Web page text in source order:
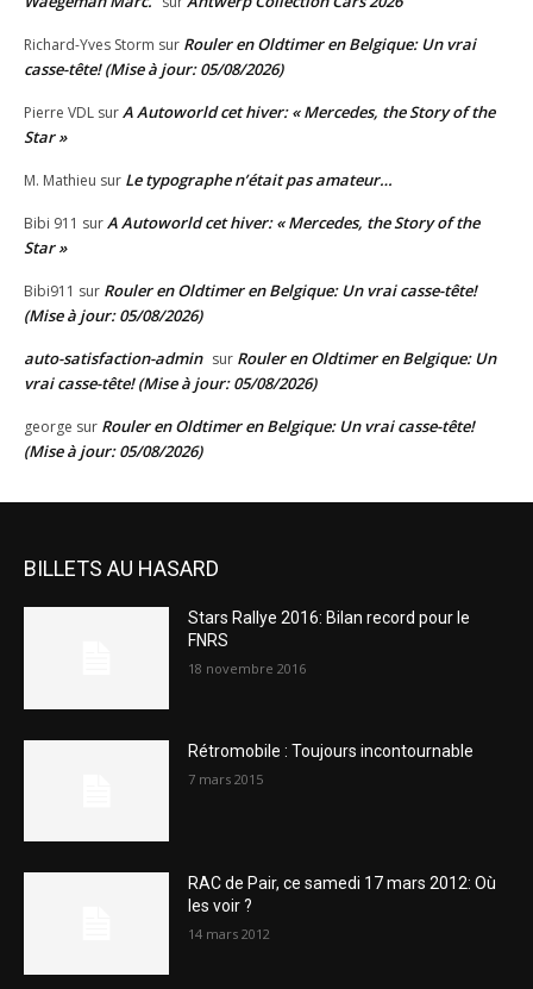
Richard-Yves Storm sur Rouler en Oldtimer en Belgique: Un vrai
casse-tête! (Mise à jour: 05/08/2026)
Pierre VDL surA Autoworld cet hiver: « Mercedes, the Story of the
Star »
M. Mathieu sur Le typographe n’était pas amateur…
Bibi 911 surA Autoworld cet hiver: « Mercedes, the Story of the
Star »
Bibi911 sur Rouler en Oldtimer en Belgique: Un vrai casse-tête!
(Mise à jour: 05/08/2026)
auto-satisfaction-admin sur Rouler en Oldtimer en Belgique: Un
vrai casse-tête! (Mise à jour: 05/08/2026)
george sur Rouler en Oldtimer en Belgique: Un vrai casse-tête!
(Mise à jour: 05/08/2026)
BILLETS AU HASARD
Stars Rallye 2016: Bilan record pour le
FNRS
18 novembre 2016
Rétromobile : Toujours incontournable
7 mars 2015
RAC de Pair, ce samedi 17 mars 2012: Où
les voir ?
14 mars 2012